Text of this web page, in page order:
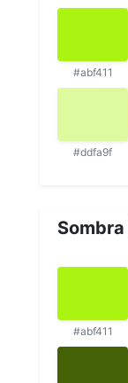
#abf411
#ddfa9f
#abf411